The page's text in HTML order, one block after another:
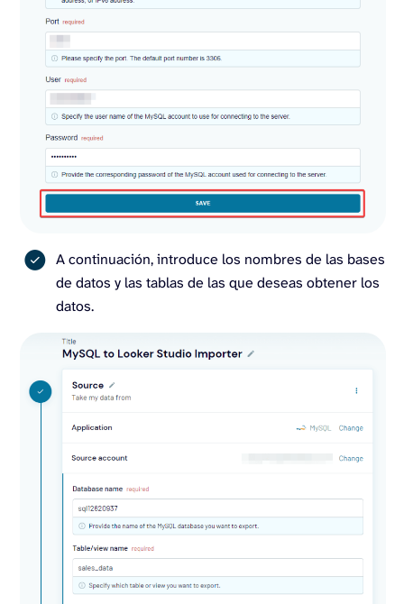
A continuación, introduce los nombres de las bases
de datos y las tablas de las que deseas obtener los
datos.